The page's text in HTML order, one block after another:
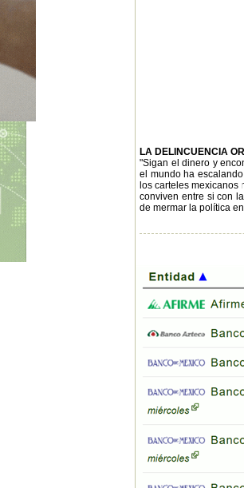
LA DELINCUENCIA
"Sigan el dinero y
el mundo ha
los carteles
conviven entre si con
de mermar la política